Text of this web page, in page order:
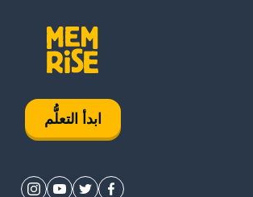
ابدأ التعلُّم